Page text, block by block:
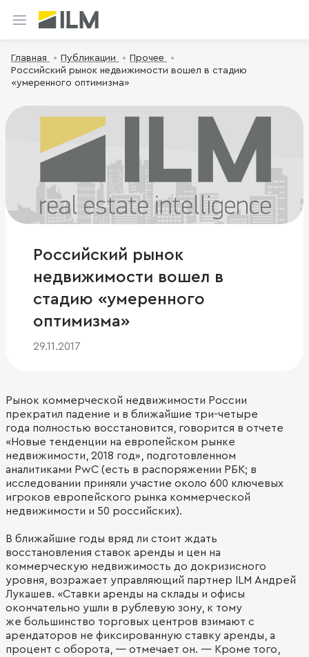
Главная Публикации
Прочее
Российский рынок недвижимости вошел в стадию
«умеренного оптимизма»
Российский рынок
недвижимости вошел в
стадию «умеренного
оптимизма»
29.11.2017
Рынок коммерческой недвижимости России
прекратил падение и в ближайшие три-четыре
года полностью восстановится, говорится в отчете
«Новые тенденции на европейском рынке
недвижимости, 2018 год», подготовленном
аналитиками PwC (есть в распоряжении РБК; в
исследовании приняли участие около 600 ключевых
игроков европейского рынка коммерческой
недвижимости и 50 российских).
В ближайшие годы вряд ли стоит ждать
восстановления ставок аренды и цен на
коммерческую недвижимость до докризисного
уровня, возражает управляющий партнер ILM Андрей
Лукашев. «Ставки аренды на склады и офисы
окончательно ушли в рублевую зону, к тому
же большинство торговых центров взимают с
арендаторов не фиксированную ставку аренды, а
процент с оборота, — отмечает он. — Кроме того,